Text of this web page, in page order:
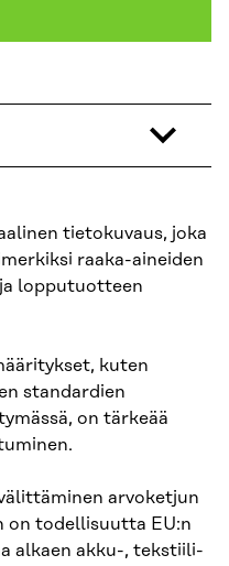
tietokuvaus, joka
raaka-aineiden
lopputuotteen
kuten
standardien
on tärkeää
arvoketjun
on todellisuutta EU:n
alkaen akku-, tekstiili-